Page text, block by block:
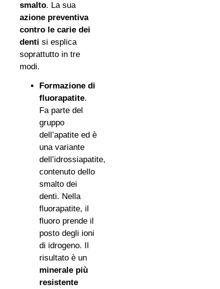
smalto. La sua
azione preventiva
contro le carie dei
denti si esplica
soprattutto in tre
modi.
Formazione di
fluorapatite.
Fa parte del
gruppo
dell’apatite ed è
una variante
dell’idrossiapatite,
contenuto dello
smalto dei
denti. Nella
fluorapatite, il
fluoro prende il
posto degli ioni
di idrogeno. Il
risultato è un
minerale più
resistente